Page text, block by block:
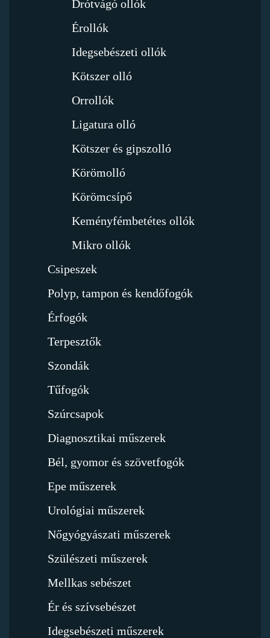
Drótvágó ollók
Érollók
Idegsebészeti ollók
Kötszer olló
Orrollók
Ligatura olló
Kötszer és gipszolló
Körömolló
Körömcsípő
Keményfémbetétes ollók
Mikro ollók
Csipeszek
Polyp, tampon és kendőfogók
Érfogók
Terpesztők
Szondák
Tűfogók
Szúrcsapok
Diagnosztikai műszerek
Bél, gyomor és szövetfogók
Epe műszerek
Urológiai műszerek
Nőgyógyászati műszerek
Szülészeti műszerek
Mellkas sebészet
Ér és szívsebészet
Idegsebészeti műszerek